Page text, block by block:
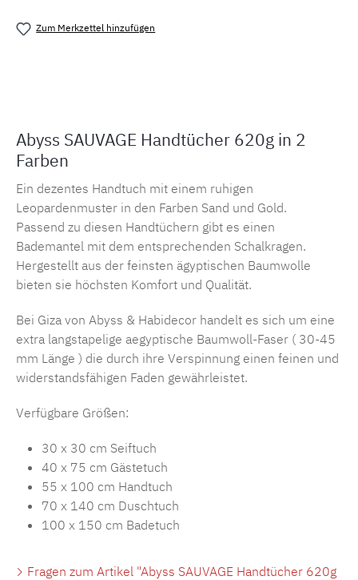
Zum Merkzettel hinzufügen
Abyss SAUVAGE Handtücher 620g in 2
Farben
Ein dezentes Handtuch mit einem ruhigen
Leopardenmuster in den Farben Sand und Gold.
Passend zu diesen Handtüchern gibt es einen
Bademantel mit dem entsprechenden Schalkragen.
Hergestellt aus der feinsten ägyptischen Baumwolle
bieten sie höchsten Komfort und Qualität.
Bei Giza von Abyss & Habidecor handelt es sich um eine
extra langstapelige aegyptische Baumwoll-Faser ( 30-45
mm Länge ) die durch ihre Verspinnung einen feinen und
widerstandsfähigen Faden gewährleistet.
Verfügbare Größen:
30 x 30 cm Seiftuch
40 x 75 cm Gästetuch
55 x 100 cm Handtuch
70 x 140 cm Duschtuch
100 x 150 cm Badetuch
Fragen zum Artikel "Abyss SAUVAGE Handtücher 620g